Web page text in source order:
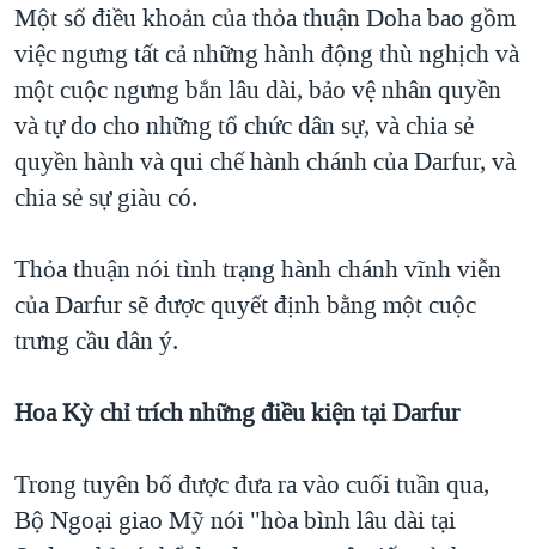
Một số điều khoản của thỏa thuận Doha bao gồm
việc ngưng tất cả những hành động thù nghịch và
một cuộc ngưng bắn lâu dài, bảo vệ nhân quyền
và tự do cho những tổ chức dân sự, và chia sẻ
quyền hành và qui chế hành chánh của Darfur, và
chia sẻ sự giàu có.
Thỏa thuận nói tình trạng hành chánh vĩnh viễn
của Darfur sẽ được quyết định bằng một cuộc
trưng cầu dân ý.
Hoa Kỳ chỉ trích những điều kiện tại Darfur
Trong tuyên bố được đưa ra vào cuối tuần qua,
Bộ Ngoại giao Mỹ nói "hòa bình lâu dài tại